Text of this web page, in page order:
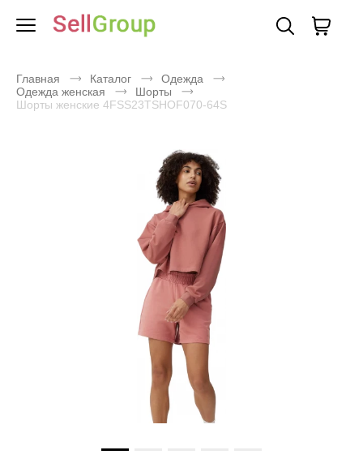
Главная Каталог
Одежда
Одежда женская
Шорты
Шорты женские 4FSS23TSHOF070-64S